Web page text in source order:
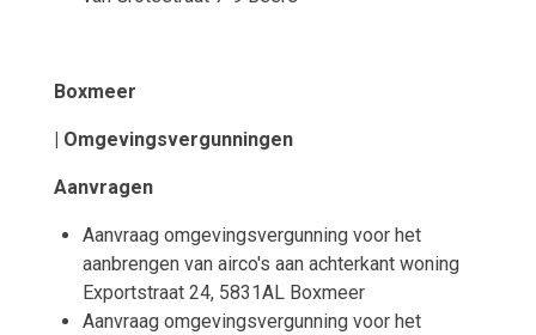
Boxmeer
| Omgevingsvergunningen
Aanvragen
Aanvraag omgevingsvergunning voor het
aanbrengen van airco's aan achterkant woning
Exportstraat 24, 5831AL Boxmeer
Aanvraag omgevingsvergunning voor het